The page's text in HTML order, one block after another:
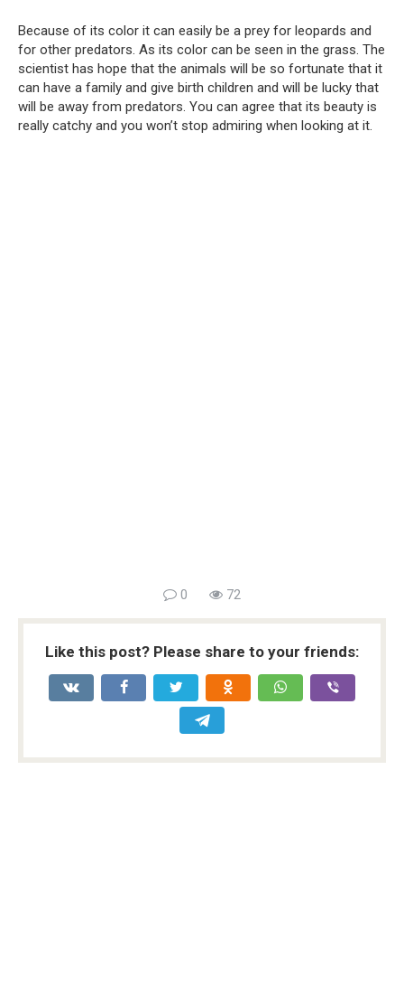
Because of its color it can easily be a prey for leopards and
for other predators. As its color can be seen in the grass. The
scientist has hope that the animals will be so fortunate that it
can have a family and give birth children and will be lucky that
will be away from predators. You can agree that its beauty is
really catchy and you won’t stop admiring when looking at it.
0 72
Like this post? Please share to your friends: